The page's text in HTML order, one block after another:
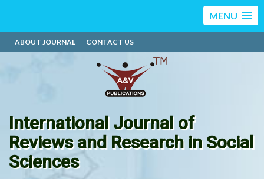
MENU
ABOUT JOURNAL CONTACT US
International Journal of
Reviews and Research in Social
Sciences